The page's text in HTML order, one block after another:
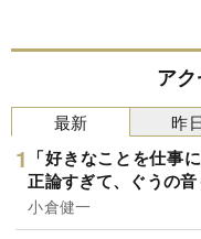
ア
最新
「好きなことを仕事
正論すぎて、ぐうの
小倉健一
昨